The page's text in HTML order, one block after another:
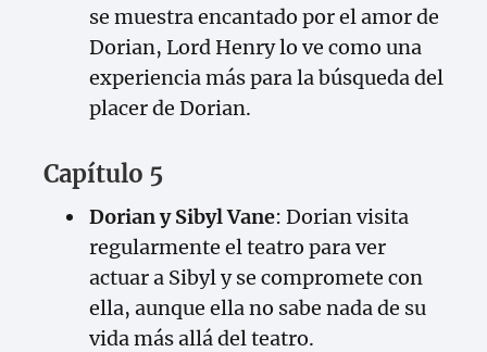
se muestra encantado por el amor de
Dorian, Lord Henry lo ve como una
experiencia más para la búsqueda del
placer de Dorian.
Capítulo 5
Dorian y Sibyl Vane: Dorian visita
regularmente el teatro para ver
actuar a Sibyl y se compromete con
ella, aunque ella no sabe nada de su
vida más allá del teatro.